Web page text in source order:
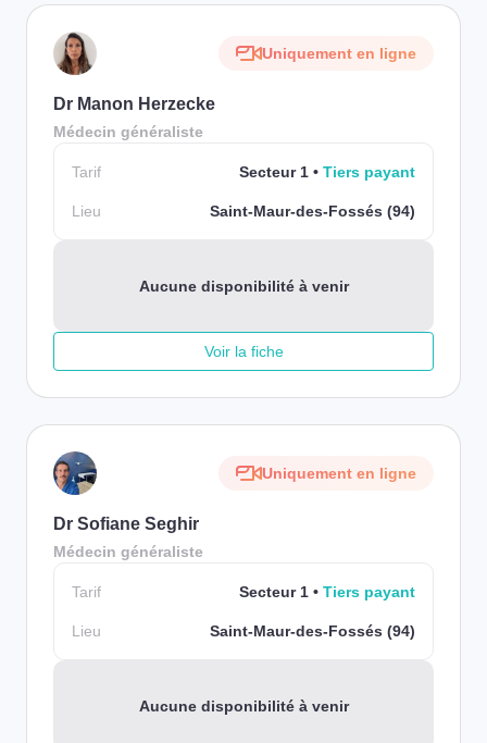
Uniquement en ligne
Dr Manon Herzecke
Médecin généraliste
Tarif Secteur 1 Tiers payant
Lieu Saint-Maur-des-Fossés (94)
Aucune disponibilité à venir
Voir la fiche
Uniquement en ligne
Dr Sofiane Seghir
Médecin généraliste
Tarif Secteur 1 Tiers payant
Lieu Saint-Maur-des-Fossés (94)
Aucune disponibilité à venir